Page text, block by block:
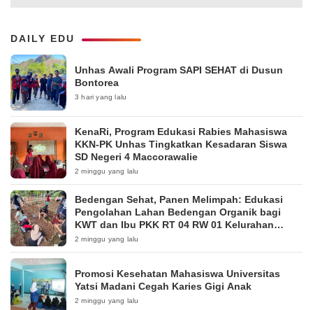
DAILY EDU
Unhas Awali Program SAPI SEHAT di Dusun
Bontorea
3 hari yang lalu
KenaRi, Program Edukasi Rabies Mahasiswa
KKN-PK Unhas Tingkatkan Kesadaran Siswa
SD Negeri 4 Maccorawalie
2 minggu yang lalu
Bedengan Sehat, Panen Melimpah: Edukasi
Pengolahan Lahan Bedengan Organik bagi
KWT dan Ibu PKK RT 04 RW 01 Kelurahan
Pakintelan
2 minggu yang lalu
Promosi Kesehatan Mahasiswa Universitas
Yatsi Madani Cegah Karies Gigi Anak
2 minggu yang lalu